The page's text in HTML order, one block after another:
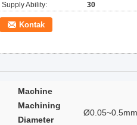
Supply Ability:
30
Kontak
Machine
Machining
Diameter
Ø0.05~0.5mm